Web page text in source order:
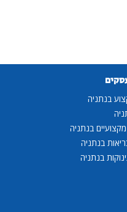
בנתניה
בנתניה
בנתניה
בנתניה